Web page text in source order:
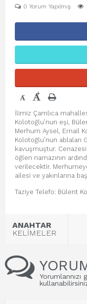
0 Yorum Yapılmış
- +
İlimiz Çamlıca
Kolotoğlu’nun eşi,
Merhum Aysel, Ernail
Kolotoğlu’nun ablaları
kavuşmuştur.
öğlen namazının
verilecektir.
ailesi ve yakınlarına
Taziye Telefo: Bülent
ANAHTAR
KELİMELER